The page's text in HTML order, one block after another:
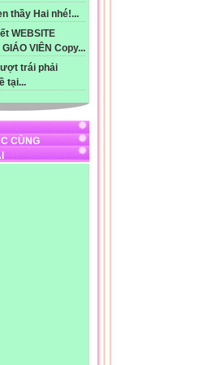
thầy Hai nhé!...
WEBSITE
VIÊN Copy...
trái phải
tại...
CÙNG